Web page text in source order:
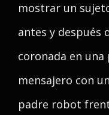
mostrar un
antes y después
coronada en
mensajero con
padre robot